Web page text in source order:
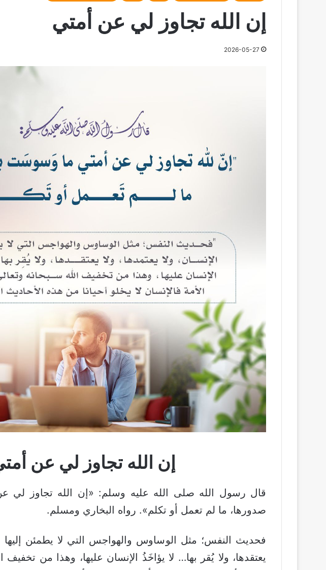
إن الله تجاوز لي عن أمتي
2026-05-27
إن الله تجاوز لي عن
قال رسول الله صلى الله عليه وسلم: «إن الله تجاوز
صدورها، ما لم تعمل أو تكلم». رواه البخاري ومسلم.
فحديث النفس؛ مثل الوساوس والهواجس التي لا يطمئن إليها
يعتقدها، ولا يُقر بها… لا يؤاخَذُ الإنسان عليها، وهذا من